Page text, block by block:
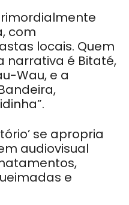
com
locais. Quem
narrativa é Bitaté,
Wau, e a
se apropria
audiovisual
e